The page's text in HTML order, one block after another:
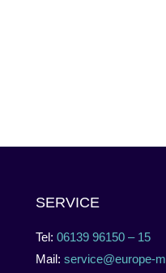
SERVICE
Tel: 06139 96150 – 15
Mail: service@europe-